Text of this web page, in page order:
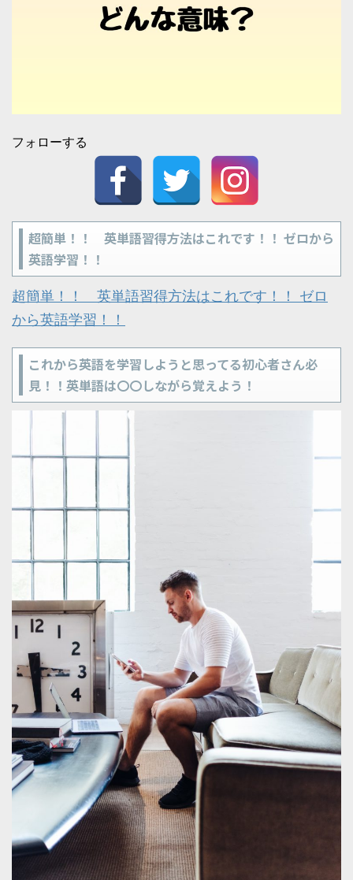
フォローする
超簡単！！ 英単語習得方法はこれです！！ ゼロから
英語学習！！
超簡単！！ 英単語習得方法はこれです！！ ゼロ
から英語学習！！
これから英語を学習しようと思ってる初心者さん必
見！！英単語は〇〇しながら覚えよう！